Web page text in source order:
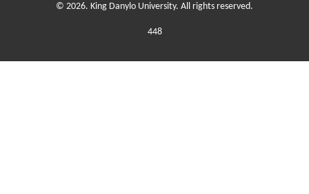
© 2026. King Danylo University. All rights reserved.
448